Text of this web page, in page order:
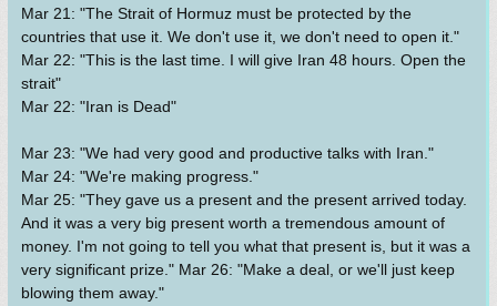
Mar 21: "The Strait of Hormuz must be protected by the
countries that use it. We don't use it, we don't need to open it."
Mar 22: "This is the last time. I will give Iran 48 hours. Open the
strait"
Mar 22: "Iran is Dead"
Mar 23: "We had very good and productive talks with Iran."
Mar 24: "We're making progress."
Mar 25: "They gave us a present and the present arrived today.
And it was a very big present worth a tremendous amount of
money. I'm not going to tell you what that present is, but it was a
very significant prize." Mar 26: "Make a deal, or we'll just keep
blowing them away."